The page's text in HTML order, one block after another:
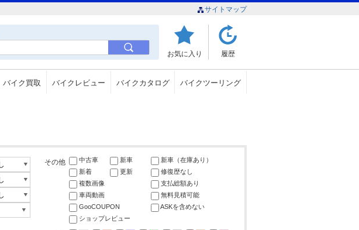
サイトマップ
お気に入り 履歴
バイク買取 バイクレビュー バイクカタログ バイクツーリング
その他 中古車 新車
新車（在庫あり）
新着
更新
修復歴なし
複数画像
支払総額あり
車両動画
無料見積可能
GooCOUPON
ASKを含めない
ショップレビュー